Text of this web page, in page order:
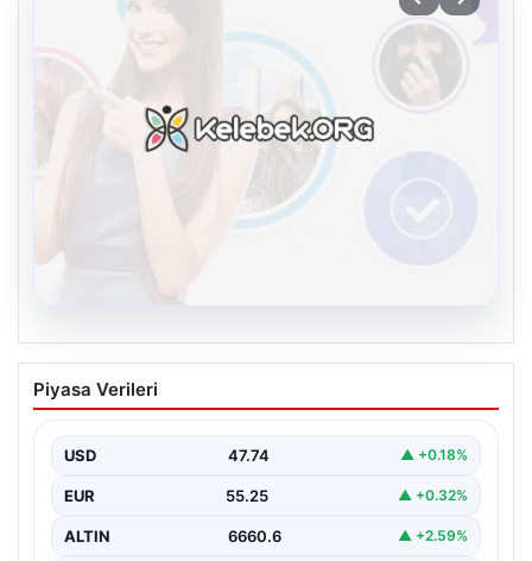
Kelebek chat adresi İle Sanal İletişimin
Güvenli Adresi Ve Chat Deneyimi
kurması ciddi bir değer barındırmaktadır. Günümüzde
birçok…
Piyasa Verileri
USD 47.74 ▲ +0.18%
EUR 55.25 ▲ +0.32%
ALTIN 6660.6 ▲ +2.59%